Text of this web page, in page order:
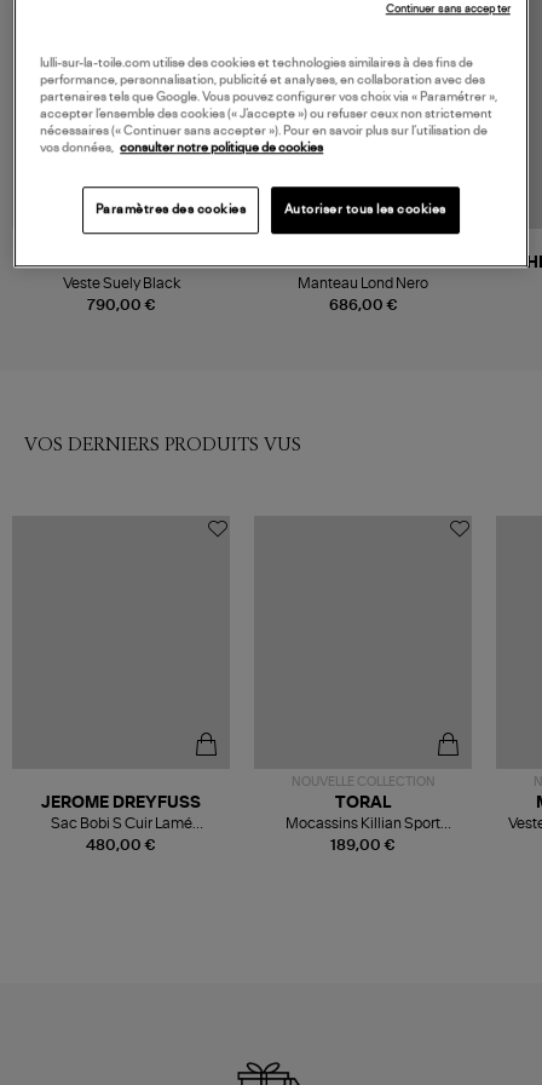
790,00 €
ISABEL MARANT
Veste Suely Black
686,00 €
MOMONI
Manteau Lond Nero
VOS DERNIERS PRODUITS VUS
480,00 €
JEROME DREYFUSS
Sac Bobi S Cuir Lamé
Champagne
NOUVELLE COLLECTION
189,00 €
TORAL
Mocassins Killian Sport
Mousse
lulli-sur-la-toile.com utilise des cookies et technologies similaires à des fins de
performance, personnalisation, publicité et analyses, en collaboration avec des
partenaires tels que Google. Vous pouvez configurer vos choix via « Paramétrer »,
accepter l’ensemble des cookies (« J’accepte ») ou refuser ceux non strictement
nécessaires (« Continuer sans accepter »). Pour en savoir plus sur l’utilisation de
vos données, consulter notre politique de cookies
Paramètres des cookies Autoriser tous les cookies
Continuer sans accepter